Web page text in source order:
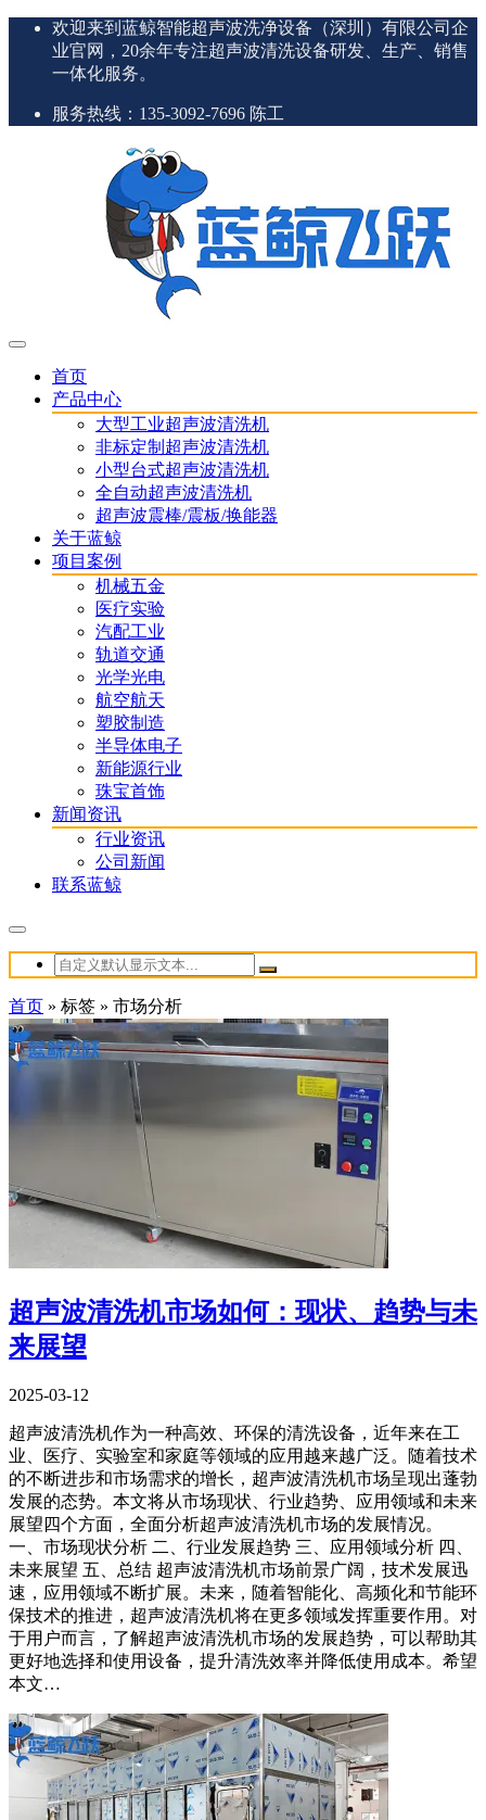
欢迎来到蓝鲸智能超声波洗净设备（深圳）有限公司企
业官网，20余年专注超声波清洗设备研发、生产、销售
一体化服务。
服务热线：135-3092-7696 陈工
首页
产品中心
大型工业超声波清洗机
非标定制超声波清洗机
小型台式超声波清洗机
全自动超声波清洗机
超声波震棒/震板/换能器
关于蓝鲸
项目案例
机械五金
医疗实验
汽配工业
轨道交通
光学光电
航空航天
塑胶制造
半导体电子
新能源行业
珠宝首饰
新闻资讯
行业资讯
公司新闻
联系蓝鲸
首页 » 标签 » 市场分析
超声波清洗机市场如何：现状、趋势与未
来展望
2025-03-12
超声波清洗机作为一种高效、环保的清洗设备，近年来在工
业、医疗、实验室和家庭等领域的应用越来越广泛。随着技术
的不断进步和市场需求的增长，超声波清洗机市场呈现出蓬勃
发展的态势。本文将从市场现状、行业趋势、应用领域和未来
展望四个方面，全面分析超声波清洗机市场的发展情况。
一、市场现状分析 二、行业发展趋势 三、应用领域分析 四、
未来展望 五、总结 超声波清洗机市场前景广阔，技术发展迅
速，应用领域不断扩展。未来，随着智能化、高频化和节能环
保技术的推进，超声波清洗机将在更多领域发挥重要作用。对
于用户而言，了解超声波清洗机市场的发展趋势，可以帮助其
更好地选择和使用设备，提升清洗效率并降低使用成本。希望
本文…